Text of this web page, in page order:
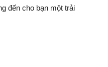
đến cho bạn một trải